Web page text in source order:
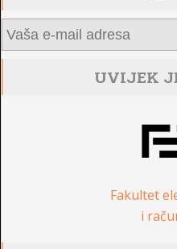
UVIJEK
Fakultet
i